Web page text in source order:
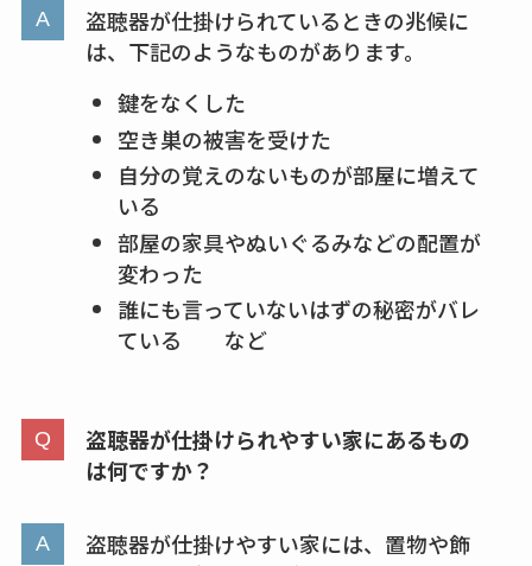
売ってる場所調査
キーピング販売終了
ない？売ってる場所
は？代わりの代用品
クランベリージュー
てる？薬局やイオン
盗聴器が仕掛けられているときの兆候に
は、下記のようなものがあります。
鍵をなくした
空き巣の被害を受けた
自分の覚えのないものが部屋に増えて
いる
部屋の家具やぬいぐるみなどの配置が
変わった
誰にも言っていないはずの秘密がバレ
ている など
盗聴器が仕掛けられやすい家にあるもの
は何ですか？
盗聴器が仕掛けやすい家には、置物や飾